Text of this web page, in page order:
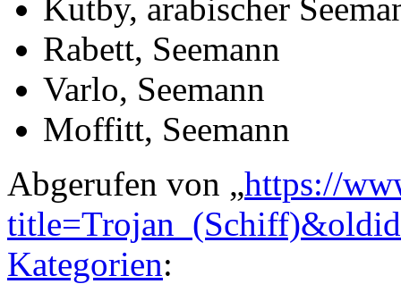
Kutby, arabischer
Rabett, Seemann
Varlo, Seemann
Moffitt, Seemann
Abgerufen von „https://
Kategorien: